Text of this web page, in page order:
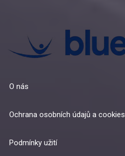
O nás
Ochrana osobních údajů a cookies
Podmínky užití